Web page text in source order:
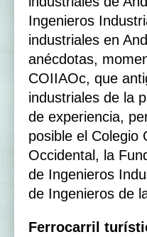
Ingenieros
industriales en
anécdotas,
COIIAOc, que
industriales de la
de experiencia,
posible el Colegio
Occidental, la
de Ingenieros
de Ingenieros de
Ferrocarril